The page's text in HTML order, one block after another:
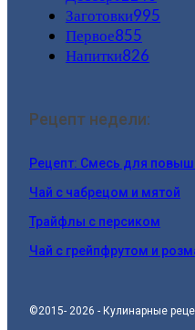
Заготовки995
Первое855
Напитки826
Рецепт недели:
Рецепт: Смесь для
Чай с чабрецом и мятой
Трайфлы с персиком
Чай с грейпфрутом и
©2015- 2026 - Кулинарные